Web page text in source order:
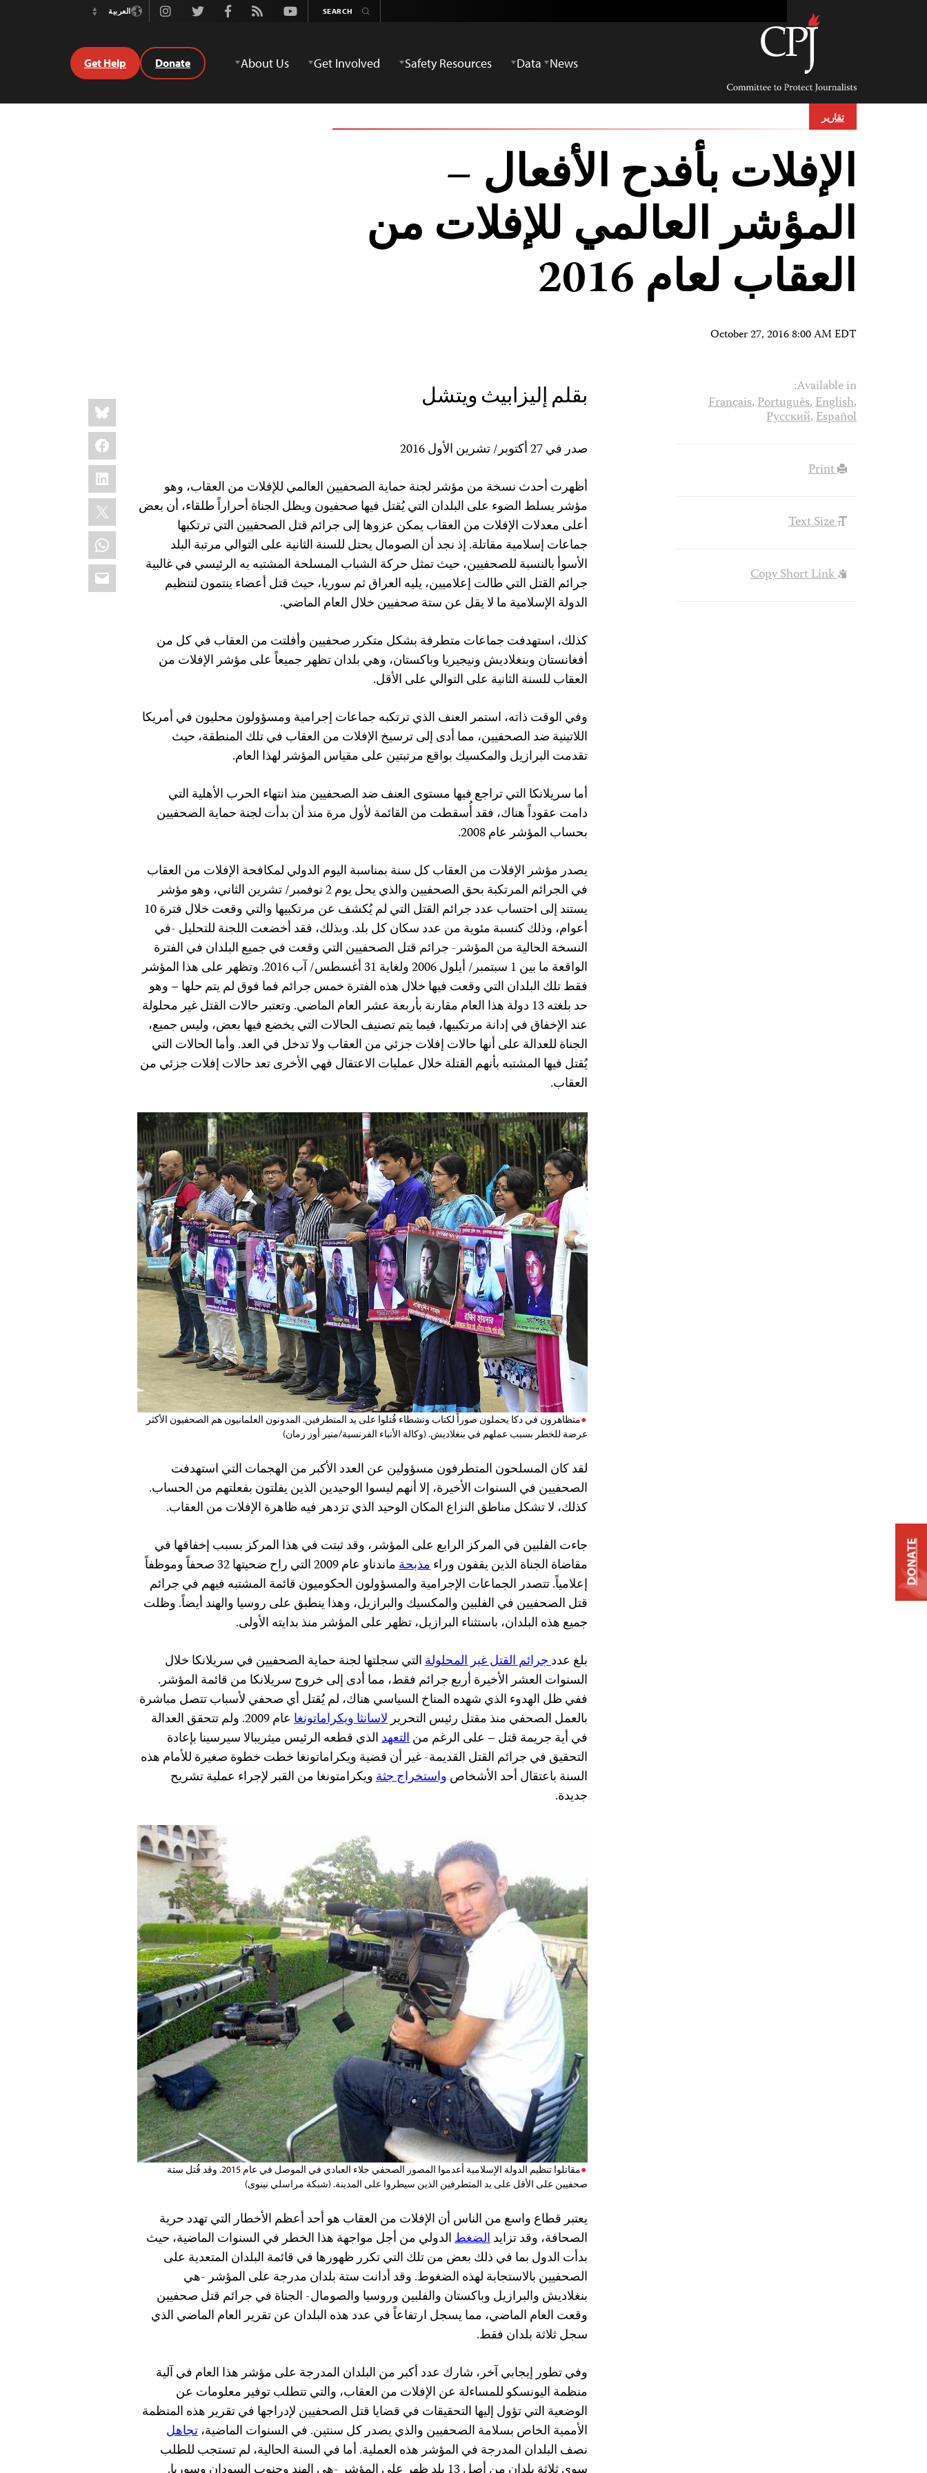
Committee
Protect
Journalists
Youtube
Rss
Facebook
Twitter
Instagramالعربية
Switch
News
Data
Safety Resources
Get Involved
About Us
Donate
Get Help
تقارير
الإفلات بأفدح الأفعال –
المؤشر العالمي للإفلات من
العقاب لعام 2016
October 27, 2016 8:00 AM EDT
Share
this:
Bluesky
Facebook
LinkedIn
X
WhatsApp
Email
بقلم إليزابيث ويتشل
صدر في 27 أكتوبر/ تشرين الأول 2016
أظهرت أحدث نسخة من مؤشر لجنة حماية الصحفيين العالمي للإفلات من العقاب، وهو
مؤشر يسلط الضوء على البلدان التي يُقتل فيها صحفيون ويظل الجناة أحراراً طلقاء، أن بعض
أعلى معدلات الإفلات من العقاب يمكن عزوها إلى جرائم قتل الصحفيين التي ترتكبها
جماعات إسلامية مقاتلة. إذ نجد أن الصومال يحتل للسنة الثانية على التوالي مرتبة البلد
الأسوأ بالنسبة للصحفيين، حيث تمثل حركة الشباب المسلحة المشتبه به الرئيسي في غالبية
جرائم القتل التي طالت إعلاميين، يليه العراق ثم سوريا، حيث قتل أعضاء ينتمون لتنظيم
الدولة الإسلامية ما لا يقل عن ستة صحفيين خلال العام الماضي.
كذلك، استهدفت جماعات متطرفة بشكل متكرر صحفيين وأفلتت من العقاب في كل من
أفغانستان وبنغلاديش ونيجيريا وباكستان، وهي بلدان تظهر جميعاً على مؤشر الإفلات من
العقاب للسنة الثانية على التوالي على الأقل.
وفي الوقت ذاته، استمر العنف الذي ترتكبه جماعات إجرامية ومسؤولون محليون في أمريكا
اللاتينية ضد الصحفيين، مما أدى إلى ترسيخ الإفلات من العقاب في تلك المنطقة، حيث
تقدمت البرازيل والمكسيك بواقع مرتبتين على مقياس المؤشر لهذا العام.
أما سريلانكا التي تراجع فيها مستوى العنف ضد الصحفيين منذ انتهاء الحرب الأهلية التي
دامت عقوداً هناك، فقد أُسقطت من القائمة لأول مرة منذ أن بدأت لجنة حماية الصحفيين
بحساب المؤشر عام 2008.
يصدر مؤشر الإفلات من العقاب كل سنة بمناسبة اليوم الدولي لمكافحة الإفلات من العقاب
في الجرائم المرتكبة بحق الصحفيين والذي يحل يوم 2 نوفمبر/ تشرين الثاني، وهو مؤشر
يستند إلى احتساب عدد جرائم القتل التي لم يُكشف عن مرتكبيها والتي وقعت خلال فترة 10
أعوام، وذلك كنسبة مئوية من عدد سكان كل بلد. وبذلك، فقد أخضعت اللجنة للتحليل -في
النسخة الحالية من المؤشر- جرائم قتل الصحفيين التي وقعت في جميع البلدان في الفترة
الواقعة ما بين 1 سبتمبر/ أيلول 2006 ولغاية 31 أغسطس/ آب 2016. وتظهر على هذا المؤشر
فقط تلك البلدان التي وقعت فيها خلال هذه الفترة خمس جرائم فما فوق لم يتم حلها – وهو
حد بلغته 13 دولة هذا العام مقارنة بأربعة عشر العام الماضي. وتعتبر حالات القتل غير محلولة
عند الإخفاق في إدانة مرتكبيها، فيما يتم تصنيف الحالات التي يخضع فيها بعض، وليس جميع،
الجناة للعدالة على أنها حالات إفلات جزئي من العقاب ولا تدخل في العد. وأما الحالات التي
يُقتل فيها المشتبه بأنهم القتلة خلال عمليات الاعتقال فهي الأخرى تعد حالات إفلات جزئي من
العقاب.
متظاهرون في دكا يحملون صوراً لكتاب ونشطاء قُتلوا على يد المتطرفين. المدونون العلمانيون هم الصحفيون الأكثر
عرضة للخطر بسبب عملهم في بنغلاديش. (وكالة الأنباء الفرنسية/منير أوز زمان)
لقد كان المسلحون المتطرفون مسؤولين عن العدد الأكبر من الهجمات التي استهدفت
الصحفيين في السنوات الأخيرة، إلا أنهم ليسوا الوحيدين الذين يفلتون بفعلتهم من الحساب.
كذلك، لا تشكل مناطق النزاع المكان الوحيد الذي تزدهر فيه ظاهرة الإفلات من العقاب.
جاءت الفلبين في المركز الرابع على المؤشر، وقد ثبتت في هذا المركز بسبب إخفاقها في
مقاضاة الجناة الذين يقفون وراءمذبحة
ماندناو عام 2009 التي راح ضحيتها 32 صحفاً وموظفاً
إعلامياً. تتصدر الجماعات الإجرامية والمسؤولون الحكوميون قائمة المشتبه فيهم في جرائم
قتل الصحفيين في الفلبين والمكسيك والبرازيل، وهذا ينطبق على روسيا والهند أيضاً. وظلت
جميع هذه البلدان، باستثناء البرازيل، تظهر على المؤشر منذ بدايته الأولى.
بلغ عددجرائم القتل غير المحلولةالتي سجلتها لجنة حماية الصحفيين في سريلانكا خلال
السنوات العشر الأخيرة أربع جرائم فقط، مما أدى إلى خروج سريلانكا من قائمة المؤشر.
ففي ظل الهدوء الذي شهده المناخ السياسي هناك، لم يُقتل أي صحفي لأسباب تتصل مباشرة
بالعمل الصحفي منذ مقتل رئيس التحريرلاسانثا ويكراماتونغا
عام 2009. ولم تتحقق العدالة
في أية جريمة قتل – على الرغم منالتعهدالذي قطعه الرئيس ميثريبالا سيرسينا بإعادة
التحقيق في جرائم القتل القديمة- غير أن قضية ويكراماتونغا خطت خطوة صغيرة للأمام هذه
السنة باعتقال أحد الأشخاص واستخراج جثةويكرامتونغا من القبر لإجراء عملية تشريح
جديدة.
مقاتلوا تنظيم الدولة الإسلامية أعدموا المصور الصحفي جلاء العبادي في الموصل في عام 2015. وقد قُتل ستة
صحفيين على الأقل على يد المتطرفين الذين سيطروا على المدينة. (شبكة مراسلي نينوى)
يعتبر قطاع واسع من الناس أن الإفلات من العقاب هو أحد أعظم الأخطار التي تهدد حرية
الصحافة، وقد تزايدالضغطالدولي من أجل مواجهة هذا الخطر في السنوات الماضية، حيث
بدأت الدول بما في ذلك بعض من تلك التي تكرر ظهورها في قائمة البلدان المتعدية على
الصحفيين بالاستجابة لهذه الضغوط. وقد أدانت ستة بلدان مدرجة على المؤشر -هي
بنغلاديش والبرازيل وباكستان والفلبين وروسيا والصومال- الجناة في جرائم قتل صحفيين
وقعت العام الماضي، مما يسجل ارتفاعاً في عدد هذه البلدان عن تقرير العام الماضي الذي
سجل ثلاثة بلدان فقط.
وفي تطور إيجابي آخر، شارك عدد أكبر من البلدان المدرجة على مؤشر هذا العام في آلية
منظمة اليونسكو للمساءلة عن الإفلات من العقاب، والتي تتطلب توفير معلومات عن
الوضعية التي تؤول إليها التحقيقات في قضايا قتل الصحفيين لإدراجها في تقرير هذه المنظمة
الأممية الخاص بسلامة الصحفيين والذي يصدر كل سنتين. في السنوات الماضية،تجاهل
نصف البلدان المدرجة في المؤشر هذه العملية. أما في السنة الحالية، لم تستجب للطلب
Available in:
Français,Português,English,
Русский,Español
Print
Text Size
Copy Short Link
DONATE